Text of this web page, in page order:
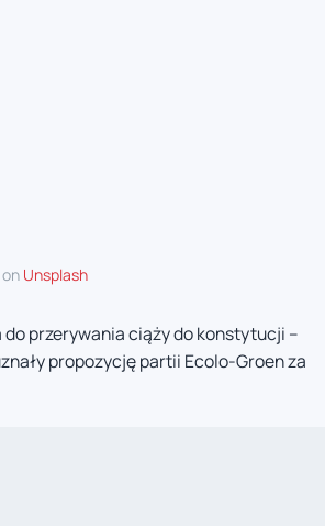
on Unsplash
przerywania ciąży do konstytucji –
propozycję partii Ecolo-Groen za